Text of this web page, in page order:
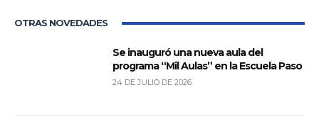
OTRAS NOVEDADES
Se inauguró una nueva aula del
programa “Mil Aulas” en la Escuela Paso
24 DE JULIO DE 2026